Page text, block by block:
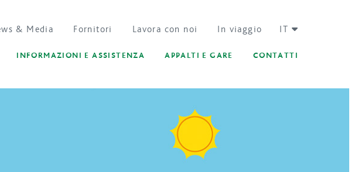
IT
& Media Fornitori Lavora con noi In viaggio
INFORMAZIONI E ASSISTENZA APPALTI E GARE CONTATTI